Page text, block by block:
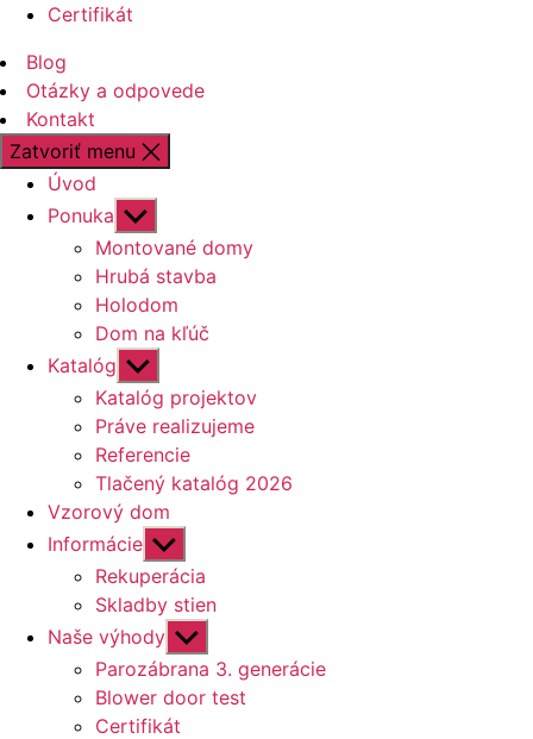
Certifikát
Blog
Otázky a odpovede
Kontakt
Zatvoriť menu
Úvod
Ponuka Zobraziť
druhú
úroveň
navigácie
Montované domy
Hrubá stavba
Holodom
Dom na kľúč
Katalóg Zobraziť
druhú
úroveň
navigácie
Katalóg projektov
Práve realizujeme
Referencie
Tlačený katalóg 2026
Vzorový dom
Informácie Zobraziť
druhú
úroveň
navigácie
Rekuperácia
Skladby stien
Naše výhody Zobraziť
druhú
úroveň
navigácie
Parozábrana 3. generácie
Blower door test
Certifikát